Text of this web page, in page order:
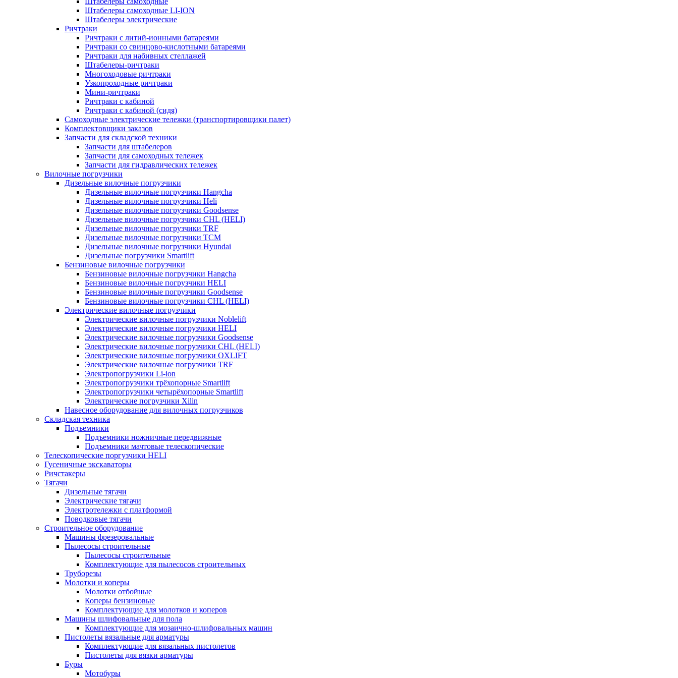
Штабелеры самоходные LI-ION
Штабелеры электрические
Ричтраки
Ричтраки с литий-ионными батареями
Ричтраки со свинцово-кислотными батареями
Ричтраки для набивных стеллажей
Штабелеры-ричтраки
Многоходовые ричтраки
Узкопроходные ричтраки
Мини-ричтраки
Ричтраки с кабиной
Ричтраки с кабиной (сидя)
Самоходные электрические тележки (транспортировщики палет)
Комплектовщики заказов
Запчасти для складской техники
Запчасти для штабелеров
Запчасти для самоходных тележек
Запчасти для гидравлических тележек
Вилочные погрузчики
Дизельные вилочные погрузчики
Дизельные вилочные погрузчики Hangcha
Дизельные вилочные погрузчики Heli
Дизельные вилочные погрузчики Goodsense
Дизельные вилочные погрузчики CHL (HELI)
Дизельные вилочные погрузчики TRF
Дизельные вилочные погрузчики TCM
Дизельные вилочные погрузчики Hyundai
Дизельные погрузчики Smartlift
Бензиновые вилочные погрузчики
Бензиновые вилочные погрузчики Hangcha
Бензиновые вилочные погрузчики HELI
Бензиновые вилочные погрузчики Goodsense
Бензиновые вилочные погрузчики CHL (HELI)
Электрические вилочные погрузчики
Электрические вилочные погрузчики Noblelift
Электрические вилочные погрузчики HELI
Электрические вилочные погрузчики Goodsense
Электрические вилочные погрузчики CHL (HELI)
Электрические вилочные погрузчики OXLIFT
Электрические вилочные погрузчики TRF
Электропогрузчики Li-ion
Электропогрузчики трёхопорные Smartlift
Электропогрузчики четырёхопорные Smartlift
Электрические погрузчики Xilin
Навесное оборудование для вилочных погрузчиков
Складская техника
Подъемники
Подъемники ножничные передвижные
Подъемники мачтовые телескопические
Телескопические поргузчики HELI
Гусеничные экскаваторы
Ричстакеры
Тягачи
Дизельные тягачи
Электрические тягачи
Электротележки с платформой
Поводковые тягачи
Строительное оборудование
Машины фрезеровальные
Пылесосы строительные
Пылесосы строительные
Комплектующие для пылесосов строительных
Труборезы
Молотки и коперы
Молотки отбойные
Коперы бензиновые
Комплектующие для молотков и коперов
Машины шлифовальные для пола
Комплектующие для мозаично-шлифовальных машин
Пистолеты вязальные для арматуры
Комплектующие для вязальных пистолетов
Пистолеты для вязки арматуры
Буры
Мотобуры